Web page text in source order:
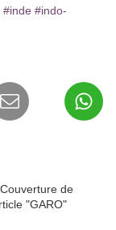
#inde #indo-